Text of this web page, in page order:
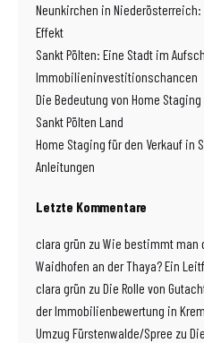
Neunkirchen in
Effekt
Sankt Pölten: Eine Stadt im
Immobilieninvestitionschancen
Die Bedeutung von Home
Sankt Pölten Land
Home Staging für den Verkauf in
Anleitungen
Letzte Kommentare
clara grün zu Wie bestimmt man
Waidhofen an der Thaya? Ein
clara grün zu Die Rolle von
der Immobilienbewertung in
Umzug Fürstenwalde/Spree zu